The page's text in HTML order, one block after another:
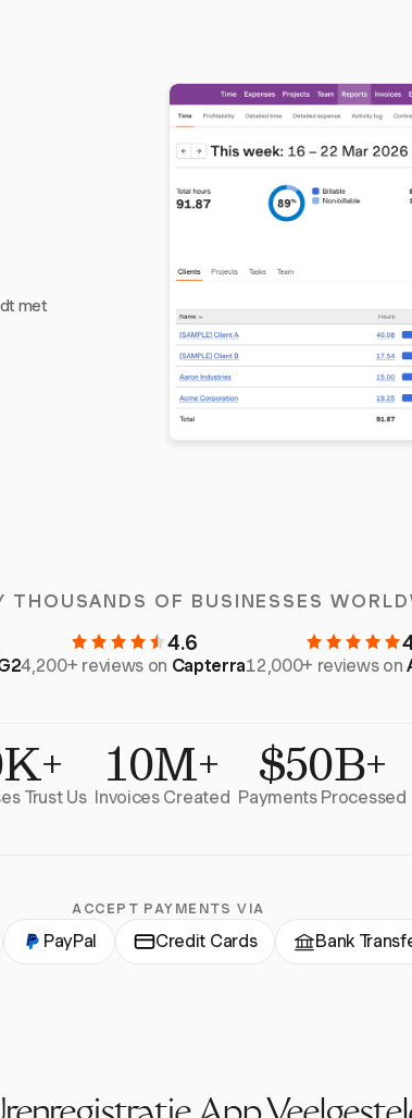
met
THOUSANDS OF BUSINESSES
4.6
4,200+ reviews on Capterra12,000+ reviews on
Trust Us 10M+
Invoices Created $50B+
Payments Processed
ACCEPT PAYMENTS VIA
PayPal Credit Cards Bank